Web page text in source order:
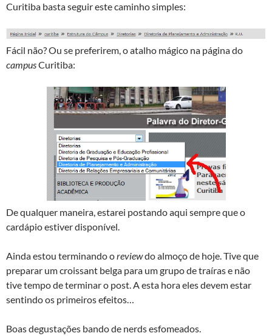
Curitiba basta seguir este caminho simples:
Fácil não? Ou se preferirem, o atalho mágico na página do
campusCuritiba:
De qualquer maneira, estarei postando aqui sempre que o
cardápio estiver disponível.
Ainda estou terminando oreviewdo almoço de hoje. Tive que
preparar um croissant belga para um grupo de traíras e não
tive tempo de terminar o post. A esta hora eles devem estar
sentindo os primeiros efeitos…
Boas degustações bando de nerds esfomeados.